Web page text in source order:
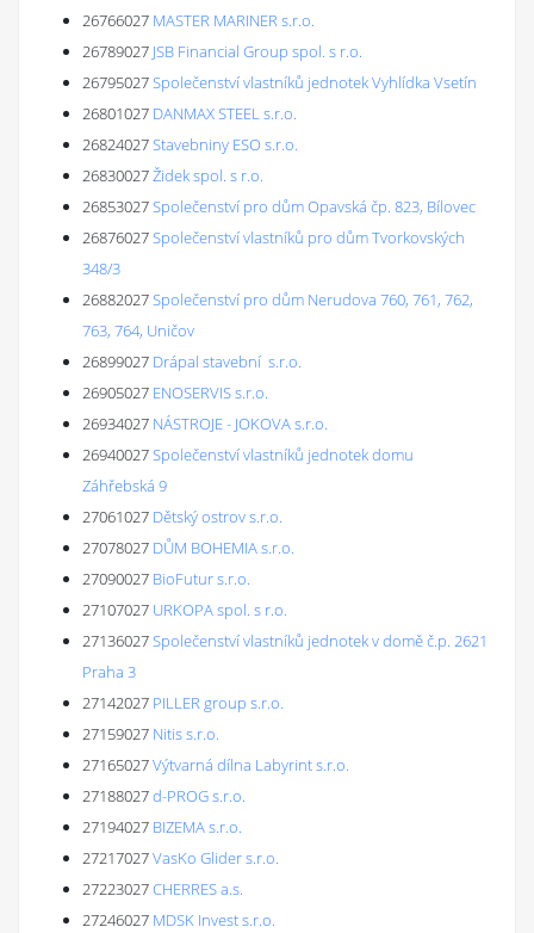
26766027 MASTER MARINER s.r.o.
26789027 JSB Financial Group spol. s r.o.
26795027Společenství vlastníků jednotek Vyhlídka Vsetín
26801027 DANMAX STEEL s.r.o.
26824027Stavebniny ESO s.r.o.
26830027Židek spol. s r.o.
26853027Společenství pro dům Opavská čp. 823, Bílovec
26876027Společenství vlastníků pro dům Tvorkovských
348/3
26882027Společenství pro dům Nerudova 760, 761, 762,
763, 764, Uničov
26899027 Drápal stavební s.r.o.
26905027 ENOSERVIS s.r.o.
26934027 NÁSTROJE - JOKOVA s.r.o.
26940027Společenství vlastníků jednotek domu
Záhřebská 9
27061027 Dětský ostrov s.r.o.
27078027 DŮM BOHEMIA s.r.o.
27090027 BioFutur s.r.o.
27107027 URKOPA spol. s r.o.
27136027Společenství vlastníků jednotek v domě č.p. 2621
Praha 3
27142027 PILLER group s.r.o.
27159027 Nitis s.r.o.
27165027Výtvarná dílna Labyrint s.r.o.
27188027d-PROG s.r.o.
27194027 BIZEMA s.r.o.
27217027VasKo Glider s.r.o.
27223027CHERRES a.s.
27246027 MDSK Invest s.r.o.